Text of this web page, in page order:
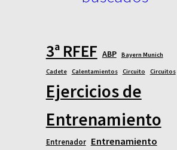
3ª RFEF ABP Bayern Munich
Cadete Calentamientos Circuito Circuitos
Ejercicios de
Entrenamiento
Entrenador Entrenamiento